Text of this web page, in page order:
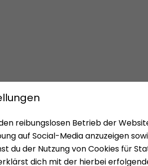
Impressum